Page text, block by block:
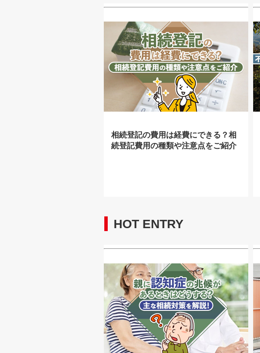
相続登記の費用は経費にできる？相
続登記費用の種類や注意点をご紹介
HOT ENTRY